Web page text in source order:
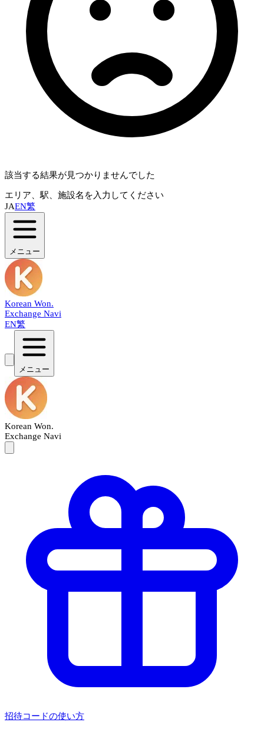
該当する結果が見つかりませんでした
エリア、駅、施設名を入力してください
JAEN繁
メニュー
Korean Won.
Exchange Navi
EN繁
メニュー
Korean Won.
Exchange Navi
招待コードの使い方